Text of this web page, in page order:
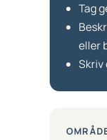
Tag
eller
Skriv